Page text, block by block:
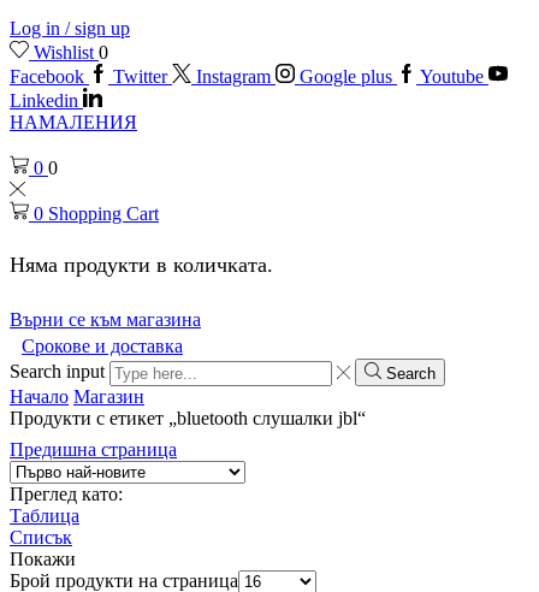
Log in / sign up
Wishlist 0
Facebook
Twitter Instagram Google plus
Youtube
Linkedin
НАМАЛЕНИЯ
0 0
0 Shopping Cart
Няма продукти в количката.
Върни се към магазина
Срокове и доставка
Search input
Search
Начало Магазин
Продукти с етикет „bluetooth слушалки jbl“
Предишна страница
Преглед като:
Таблица
Списък
Покажи
Брой продукти на страница